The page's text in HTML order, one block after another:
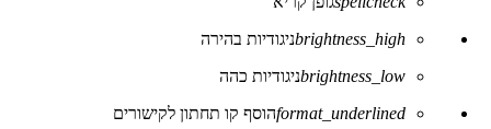
brightness_highניגודיות בהירה
brightness_lowניגודיות כהה
format_underlinedהוסף קו תחתון לקישורים